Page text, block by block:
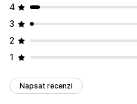
4
3
2
1
Napsat recenzi